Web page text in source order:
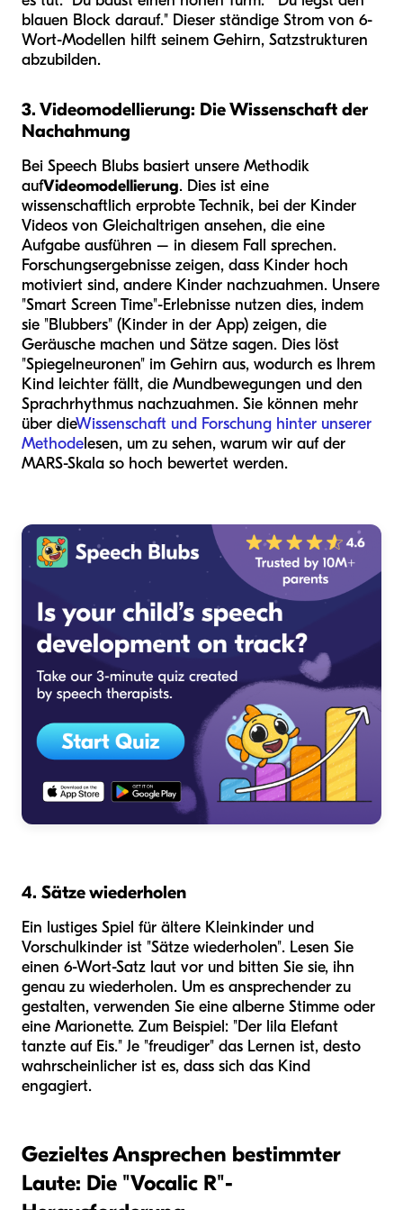
blauen Block darauf." Dieser ständige Strom von 6-
Wort-Modellen hilft seinem Gehirn, Satzstrukturen
abzubilden.
3. Videomodellierung: Die Wissenschaft der
Nachahmung
Bei Speech Blubs basiert unsere Methodik
aufVideomodellierung. Dies ist eine
wissenschaftlich erprobte Technik, bei der Kinder
Videos von Gleichaltrigen ansehen, die eine
Aufgabe ausführen – in diesem Fall sprechen.
Forschungsergebnisse zeigen, dass Kinder hoch
motiviert sind, andere Kinder nachzuahmen. Unsere
"Smart Screen Time"-Erlebnisse nutzen dies, indem
sie "Blubbers" (Kinder in der App) zeigen, die
Geräusche machen und Sätze sagen. Dies löst
"Spiegelneuronen" im Gehirn aus, wodurch es Ihrem
Kind leichter fällt, die Mundbewegungen und den
Sprachrhythmus nachzuahmen. Sie können mehr
über dieWissenschaft und Forschung hinter unserer
Methodelesen, um zu sehen, warum wir auf der
MARS-Skala so hoch bewertet werden.
4. Sätze wiederholen
Ein lustiges Spiel für ältere Kleinkinder und
Vorschulkinder ist "Sätze wiederholen". Lesen Sie
einen 6-Wort-Satz laut vor und bitten Sie sie, ihn
genau zu wiederholen. Um es ansprechender zu
gestalten, verwenden Sie eine alberne Stimme oder
eine Marionette. Zum Beispiel: "Der lila Elefant
tanzte auf Eis." Je "freudiger" das Lernen ist, desto
wahrscheinlicher ist es, dass sich das Kind
engagiert.
Gezieltes Ansprechen bestimmter
Laute: Die "Vocalic R"-